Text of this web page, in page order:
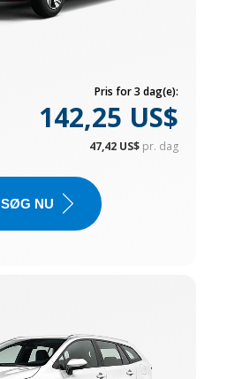
Pris for 3 dag(e):
142,25 US$
47,42 US$ pr. dag
SØG NU